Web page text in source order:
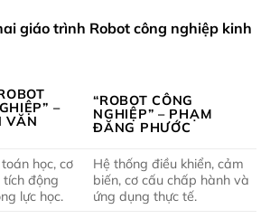
giáo trình Robot công nghiệp kinh
–
VĂN
“ROBOT CÔNG
NGHIỆP” – PHẠM
ĐĂNG PHƯỚC
học, cơ
tích động
lực học.
Hệ thống điều khiển, cảm
biến, cơ cấu chấp hành và
ứng dụng thực tế.